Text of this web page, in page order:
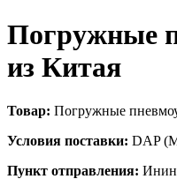
Погружные
из Китая
Товар: Погружные
Условия поставки: DAP
Пункт отправления: